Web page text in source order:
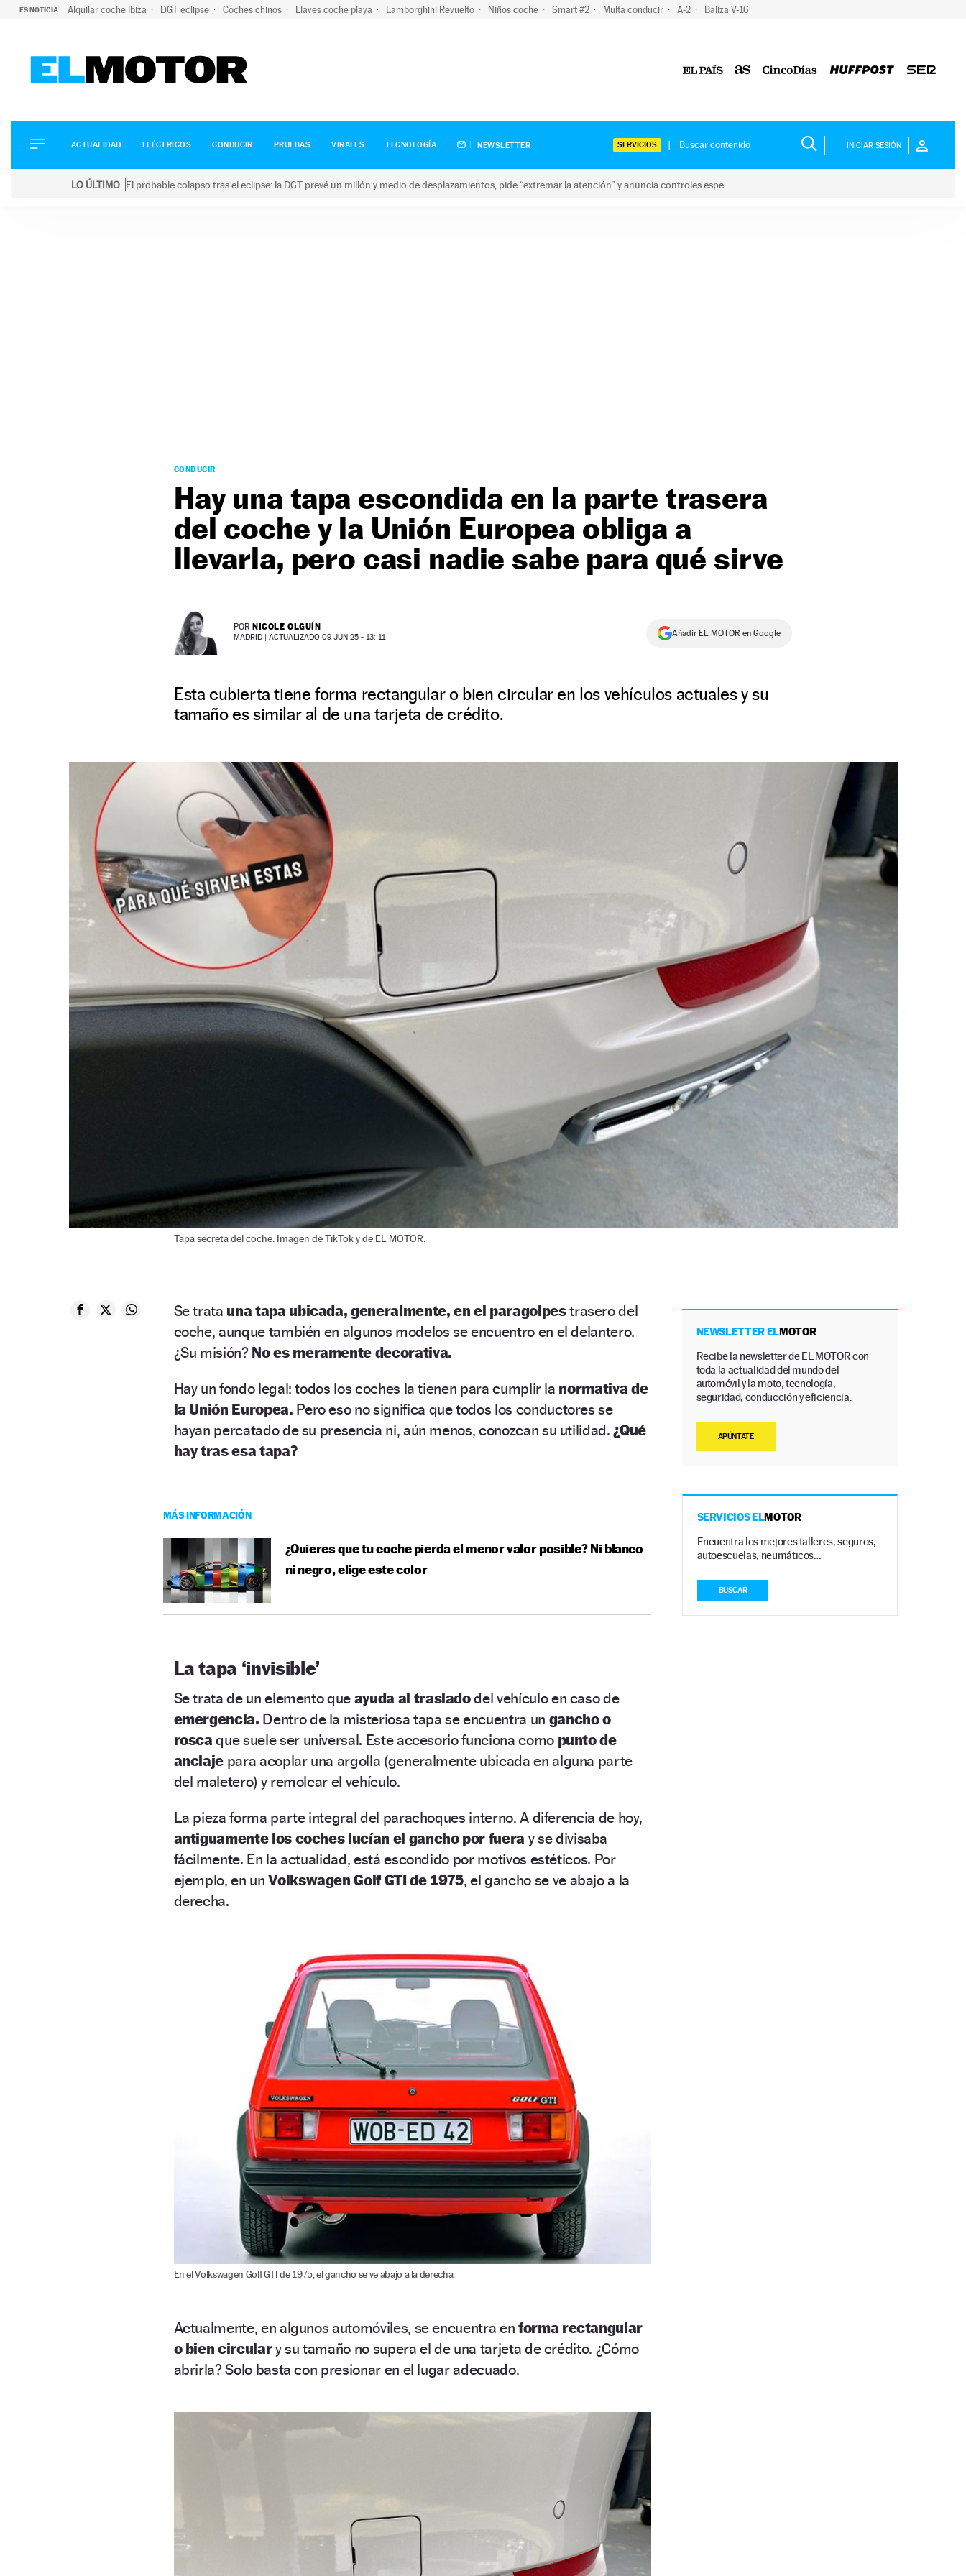
ES NOTICIA: Alquilar coche Ibiza DGT eclipse Coches chinos Llaves coche playa Lamborghini Revuelto Niños coche Smart #2 Multa conducir A-2 Baliza V-16
ELÉCTRICOS
CONDUCIR
ACTUALIDAD ELÉCTRICOS CONDUCIR PRUEBAS VIRALES TECNOLOGÍA NEWSLETTER SERVICIOS INICIAR SESIÓN
LO ÚLTIMO El probable colapso tras el eclipse: la DGT prevé un millón y medio de desplazamientos, pide “extremar la atención” y anuncia controles espe
CONDUCIR
Hay una tapa escondida en la parte trasera
del coche y la Unión Europea obliga a
llevarla, pero casi nadie sabe para qué sirve
POR NICOLE OLGUÍN
MADRID | ACTUALIZADO 09 JUN 25 - 13: 11 Añadir EL MOTOR en Google
Esta cubierta tiene forma rectangular o bien circular en los vehículos actuales y su
tamaño es similar al de una tarjeta de crédito.
Tapa secreta del coche. Imagen de TikTok y de EL MOTOR.
Se trata una tapa ubicada, generalmente, en el paragolpestrasero del
coche, aunque también en algunos modelos se encuentro en el delantero.
¿Su misión? No es meramente decorativa.
Hay un fondo legal: todos los coches la tienen para cumplir la normativa de
la Unión Europea. Pero eso no significa que todos los conductores se
hayan percatado de su presencia ni, aún menos, conozcan su utilidad. ¿Qué
hay tras esa tapa?
MÁS INFORMACIÓN
¿Quieres que tu coche pierda el menor valor posible? Ni blanco
ni negro, elige este color
La tapa ‘invisible’
Se trata de un elemento que ayuda al trasladodel vehículo en caso de
emergencia. Dentro de la misteriosa tapa se encuentra un gancho o
rosca que suele ser universal. Este accesorio funciona comopunto de
anclaje para acoplar una argolla (generalmente ubicada en alguna parte
del maletero) y remolcar el vehículo.
La pieza forma parte integral del parachoques interno. A diferencia de hoy,
antiguamente los coches lucían el gancho por fuera y se divisaba
fácilmente. En la actualidad, está escondido por motivos estéticos. Por
ejemplo, en unVolkswagen Golf GTI de 1975, el gancho se ve abajo a la
derecha.
En el Volkswagen Golf GTI de 1975, el gancho se ve abajo a la derecha.
Actualmente, en algunos automóviles, se encuentra en forma rectangular
o bien circulary su tamaño no supera el de una tarjeta de crédito. ¿Cómo
abrirla? Solo basta con presionar en el lugar adecuado.
NEWSLETTER ELMOTOR
Recibe la newsletter de EL MOTOR con
toda la actualidad del mundo del
automóvil y la moto, tecnología,
seguridad, conducción y eficiencia.
APÚNTATE
SERVICIOS ELMOTOR
Encuentra los mejores talleres, seguros,
autoescuelas, neumáticos…
BUSCAR